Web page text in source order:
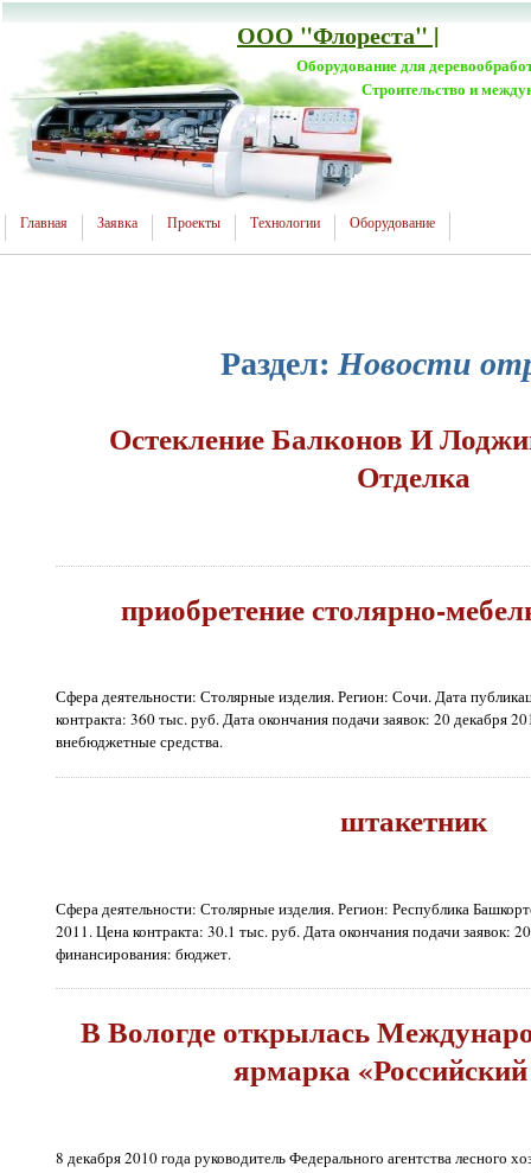
ООО "Флореста" |
Оборудование для
Строительство и
Главная Заявка Проекты Технологии Оборудование
Раздел:Новости
Остекление Балконов И
Отделка
приобретение столярно-
Сфера деятельности: Столярные изделия. Регион: Сочи. Дата
контракта: 360 тыс. руб. Дата окончания подачи заявок: 20 декабря
внебюджетные средства.
штакетник
Сфера деятельности: Столярные изделия. Регион: Республика
2011. Цена контракта: 30.1 тыс. руб. Дата окончания подачи заявок:
финансирования: бюджет.
В Вологде открылась
ярмарка
8 декабря 2010 годаруководитель Федерального агентства лесного